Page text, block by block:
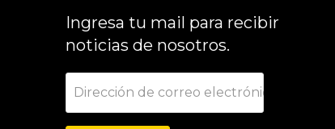
Ingresa tu mail para recibir
noticias de nosotros.
Dirección de correo electrónico